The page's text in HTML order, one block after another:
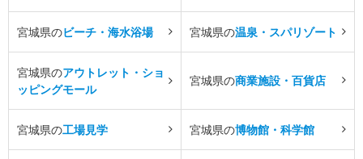
宮城県のビーチ・海水浴場 宮城県の温泉・スパリゾート
宮城県のアウトレット・ショ
ッピングモール
宮城県の商業施設・百貨店
宮城県の工場見学 宮城県の博物館・科学館